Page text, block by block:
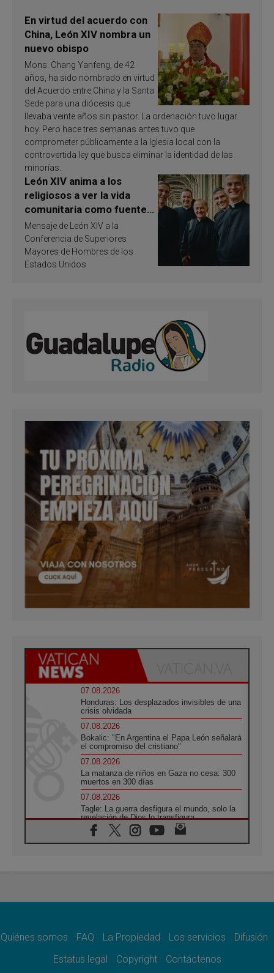
En virtud del acuerdo con
China, León XIV nombra un
nuevo obispo
Mons. Chang Yanfeng, de 42
años, ha sido nombrado en virtud
del Acuerdo entre China y la Santa
Sede para una diócesis que
llevaba veinte años sin pastor. La ordenación tuvo lugar
hoy. Pero hace tres semanas antes tuvo que
comprometer públicamente a la Iglesia local con la
controvertida ley que busca eliminar la identidad de las
minorías.
León XIV anima a los
religiosos a ver la vida
comunitaria como fuente
de inspiración y
santificación
Mensaje de León XIV a la
Conferencia de Superiores
Mayores de Hombres de los
Estados Unidos
07.08.2026
Honduras: Los desplazados invisibles de una
crisis olvidada
07.08.2026
Bokalic: "En Argentina el Papa León señalará
el compromiso del cristiano"
07.08.2026
La matanza de niños en Gaza no cesa: 300
muertos en 300 días
07.08.2026
Tagle: La guerra desfigura el mundo, solo la
revelación de Dios lo transfigura
07.08.2026
Presentada la Trienal de Arte de las
espacio público
Lanzan un proyecto de empoderamiento
Quiénes somos FAQ La Propiedad Los servicios
Difusión
Estatus legal
Copyright Contáctenos